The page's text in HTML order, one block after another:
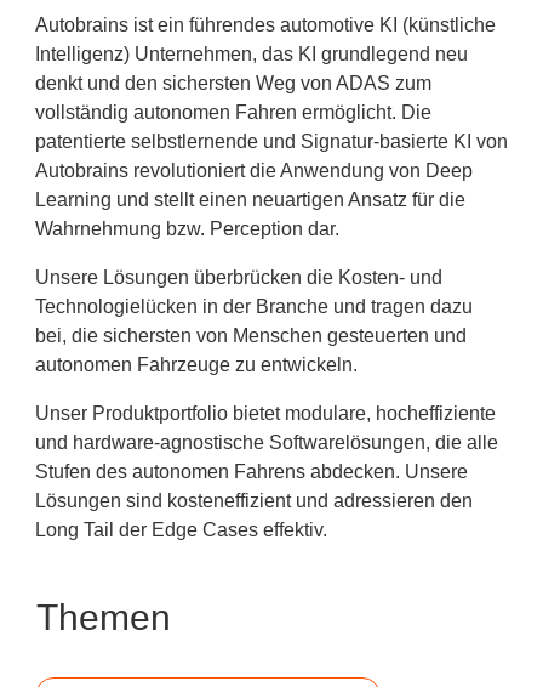
Autobrains ist ein führendes automotive KI (künstliche
Intelligenz) Unternehmen, das KI grundlegend neu
denkt und den sichersten Weg von ADAS zum
vollständig autonomen Fahren ermöglicht. Die
patentierte selbstlernende und Signatur-basierte KI von
Autobrains revolutioniert die Anwendung von Deep
Learning und stellt einen neuartigen Ansatz für die
Wahrnehmung bzw. Perception dar.
Unsere Lösungen überbrücken die Kosten- und
Technologielücken in der Branche und tragen dazu
bei, die sichersten von Menschen gesteuerten und
autonomen Fahrzeuge zu entwickeln.
Unser Produktportfolio bietet modulare, hocheffiziente
und hardware-agnostische Softwarelösungen, die alle
Stufen des autonomen Fahrens abdecken. Unsere
Lösungen sind kosteneffizient und adressieren den
Long Tail der Edge Cases effektiv.
Themen